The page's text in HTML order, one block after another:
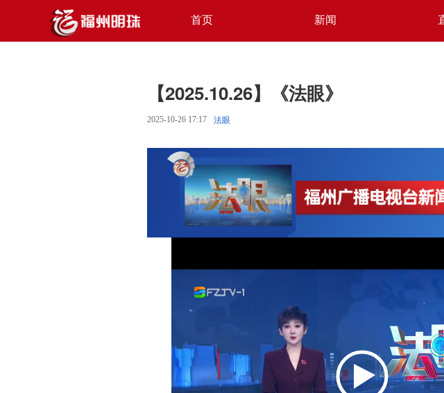
首页 新闻
【2025.10.26】《法眼》
2025-10-26 17:17 法眼